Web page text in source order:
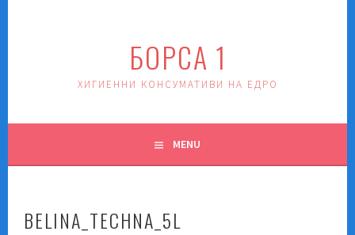
БОРСА 1
ХИГИЕННИ КОНСУМАТИВИ НА ЕДРО
MENU
BELINA_TECHNA_5L